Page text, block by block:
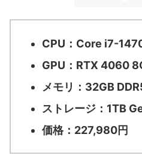
CPU：Core i7-
GPU：RTX 4060
メモリ：32GB
ストレージ：1TB
価格：227,980円